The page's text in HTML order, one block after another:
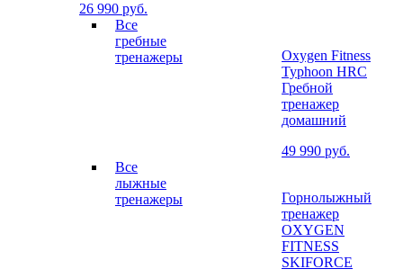
26 990 руб.
Все
гребные
тренажеры
Oxygen Fitness
Typhoon HRC
Гребной
тренажер
домашний
49 990 руб.
Все
лыжные
тренажеры
Горнолыжный
тренажер
OXYGEN
FITNESS
SKIFORCE